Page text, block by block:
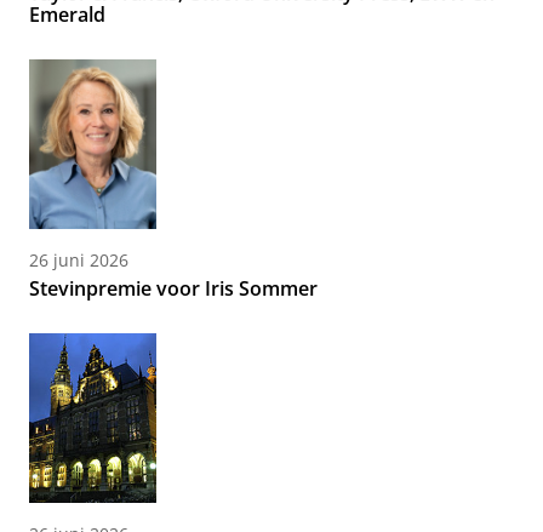
Emerald
26 juni 2026
Stevinpremie voor Iris Sommer